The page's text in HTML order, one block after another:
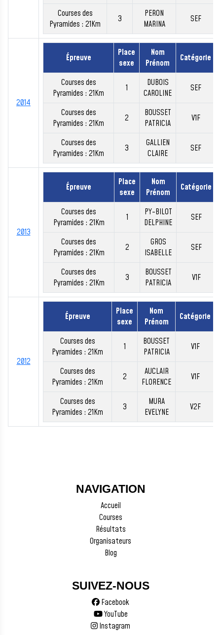
Courses des
Pyramides : 21Km
3
PERON
MARINA
SEF
2014
Épreuve
Place
sexe
Nom
Prénom
Catégorie
Courses des
Pyramides : 21Km
1
DUBOIS
CAROLINE
SEF
Courses des
Pyramides : 21Km
2
BOUSSET
PATRICIA
V1F
Courses des
Pyramides : 21Km
3
GALLIEN
CLAIRE
SEF
2013
Épreuve
Place
sexe
Nom
Prénom
Catégorie
Courses des
Pyramides : 21Km
1
PY-BILOT
DELPHINE
SEF
Courses des
Pyramides : 21Km
2
GROS
ISABELLE
SEF
Courses des
Pyramides : 21Km
3
BOUSSET
PATRICIA
V1F
2012
Épreuve
Place
sexe
Nom
Prénom
Catégorie
Courses des
Pyramides : 21Km
1
BOUSSET
PATRICIA
V1F
Courses des
Pyramides : 21Km
2
AUCLAIR
FLORENCE
V1F
Courses des
Pyramides : 21Km
3
MURA
EVELYNE
V2F
NAVIGATION
Accueil
Courses
Résultats
Organisateurs
Blog
SUIVEZ-NOUS
Facebook
YouTube
Instagram